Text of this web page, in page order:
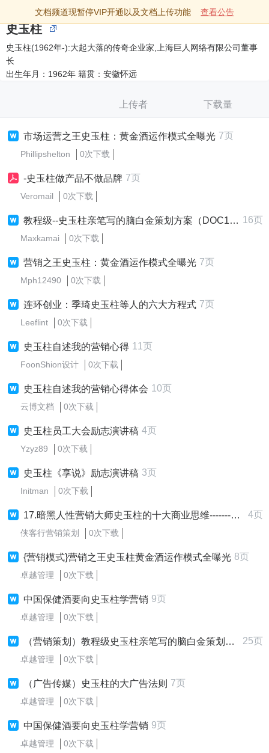
文档频道现暂停VIP开通以及文档上传功能 查看公告
史玉柱
史玉柱(1962年-):大起大落的传奇企业家,上海巨人网络有限公司董事
长
出生年月：1962年 籍贯：安徽怀远
上传者 下载量
市场运营之王史玉柱：黄金酒运作模式全曝光 7页
Phillipshelton 0次下载
-史玉柱做产品不做品牌 7页
Veromail 0次下载
教程级--史玉柱亲笔写的脑白金策划方案（DOC12页） 16页
Maxkamai 0次下载
营销之王史玉柱：黄金酒运作模式全曝光 7页
Mph12490 0次下载
连环创业：季琦史玉柱等人的六大方程式 7页
Leeflint 0次下载
史玉柱自述我的营销心得 11页
FoonShion设计 0次下载
史玉柱自述我的营销心得体会 10页
云博文档 0次下载
史玉柱员工大会励志演讲稿 4页
Yzyz89 0次下载
史玉柱《享说》励志演讲稿 3页
Initman 0次下载
17.暗黑人性营销大师史玉柱的十大商业思维-------上集.docx 4页
侠客行营销策划 0次下载
{营销模式}营销之王史玉柱黄金酒运作模式全曝光 8页
卓越管理 0次下载
中国保健酒要向史玉柱学营销 9页
卓越管理 0次下载
（营销策划）教程级史玉柱亲笔写的脑白金策划方案 25页
卓越管理 0次下载
（广告传媒）史玉柱的大广告法则 7页
卓越管理 0次下载
中国保健酒要向史玉柱学营销 9页
卓越管理 0次下载